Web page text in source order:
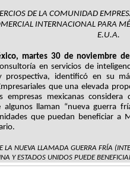
DE LA COMUNIDAD
INTERNACIONAL PARA
E.U.A.
martes 30 de noviembre
en servicios de
prospectiva, identificó en su
que una elevada
empresas mexicanas
algunos llaman “nueva guerra
que puedan beneficiar a
LA NUEVA LLAMADA GUERRA FRÍA
Y ESTADOS UNIDOS PUEDE